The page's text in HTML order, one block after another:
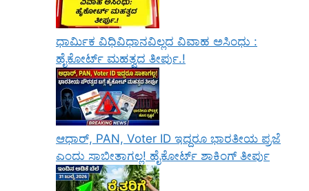
ಧಾರ್ಮಿಕ ವಿಧಿವಿಧಾನವಿಲ್ಲದ ವಿವಾಹ ಅಸಿಂಧು :
ಹೈಕೋರ್ಟ್ ಮಹತ್ವದ ತೀರ್ಪು.!
ಆಧಾರ್, PAN, Voter ID ಇದ್ದರೂ ಭಾರತೀಯ ಪ್ರಜೆ
ಎಂದು ಸಾಬೀತಾಗಲ್ಲ! ಹೈಕೋರ್ಟ್ ಶಾಕಿಂಗ್ ತೀರ್ಪು